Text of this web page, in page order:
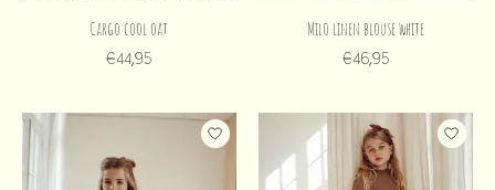
Cargo cool oat
€44,95
Milo linen blouse white
€46,95